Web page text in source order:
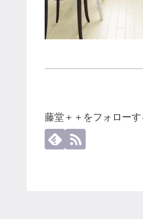
藤堂＋＋をフォローす